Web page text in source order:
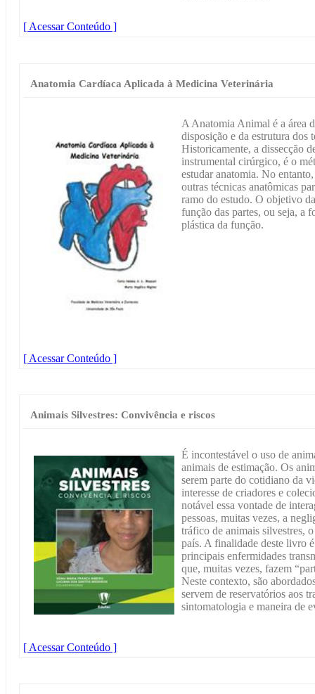
[ Acessar Conteúdo ]
Anatomia Cardíaca Aplicada à Medicina Veterinária
A Anatomia Animal é a área
disposição e da estrutura dos
Historicamente, a dissecção
instrumental cirúrgico, é o
estudar anatomia. No
outras técnicas anatômicas
ramo do estudo. O objetivo
função das partes, ou seja, a
plástica da função.
[ Acessar Conteúdo ]
Animais Silvestres: Convivência e riscos
É incontestável o uso de
animais de estimação. Os
serem parte do cotidiano da
interesse de criadores e
notável essa vontade de
pessoas, muitas vezes, a
tráfico de animais silvestres,
país. A finalidade deste livro
principais enfermidades
que, muitas vezes, fazem
Neste contexto, são
servem de reservatórios aos
sintomatologia e maneira de
[ Acessar Conteúdo ]